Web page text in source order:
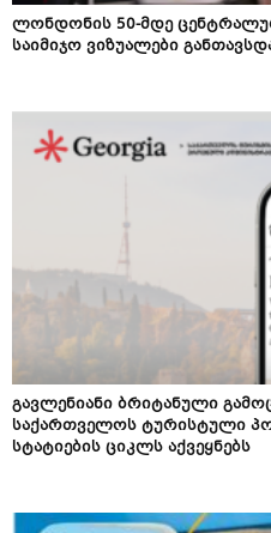
ლონდონის 50-მდე
საიმიჯო ვიზუალები
გავლენიანი ბრიტანული
საქართველოს ტურისტული
სტატიების ციკლს აქვეყნებს